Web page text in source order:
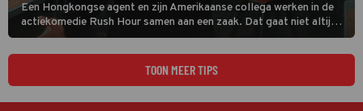
Een Hongkongse agent en zijn Amerikaanse collega werken in de
actiekomedie Rush Hour samen aan een zaak. Dat gaat niet altijd
van een leien dakje.
TOON MEER TIPS